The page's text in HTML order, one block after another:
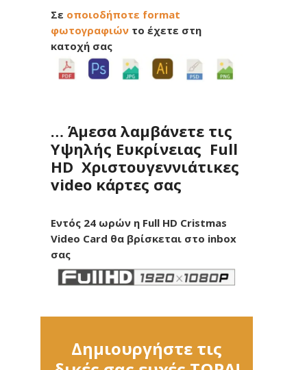
Σε οποιοδήποτε format
φωτογραφιών το έχετε στη
κατοχή σας
… Άμεσα λαμβάνετε τις
Υψηλής Ευκρίνειας Full
HD Χριστουγεννιάτικες
video κάρτες σας
Εντός 24 ωρών η Full HD Cristmas
Video Card θα βρίσκεται στο inbox
σας
Δημιουργήστε τις